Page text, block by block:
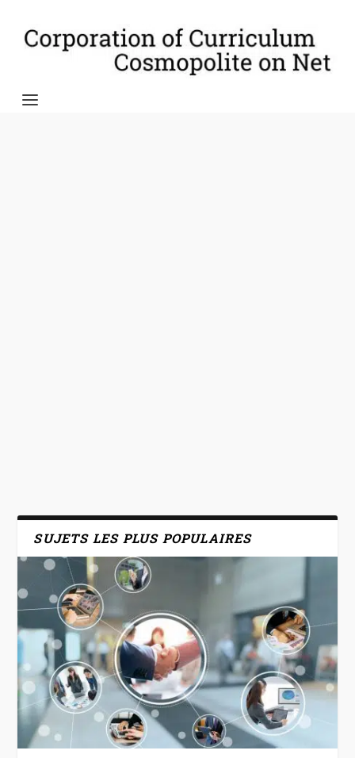
SUJETS LES PLUS POPULAIRES